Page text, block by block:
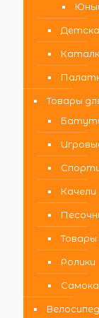
Товары
Качели
Ролики